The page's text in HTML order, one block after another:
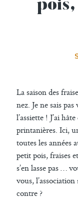
La saison des
nez. Je ne sais
l’assiette ! J’ai
printanières. Ici,
toutes les années
petit pois, fraises
s’en lasse pas …
vous,
contre ?